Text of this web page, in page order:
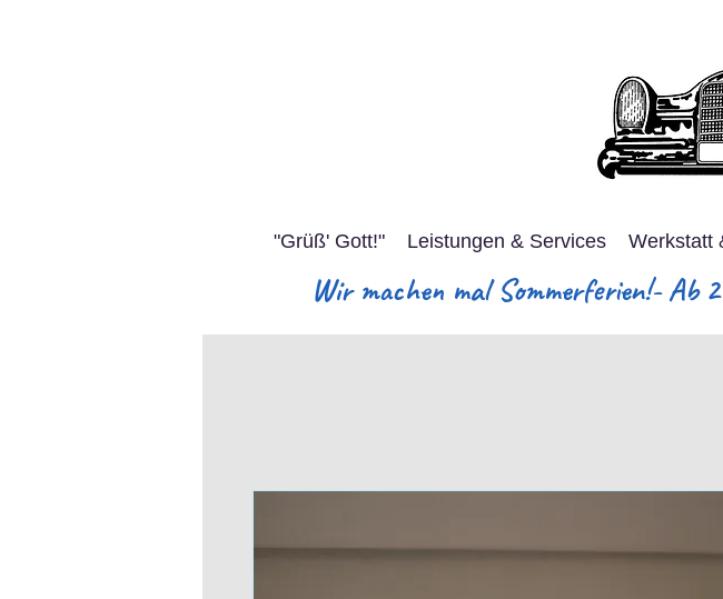
"Grüß' Gott!" Leistungen & Services Werkstatt
Wir machen mal Sommerferien!- Ab